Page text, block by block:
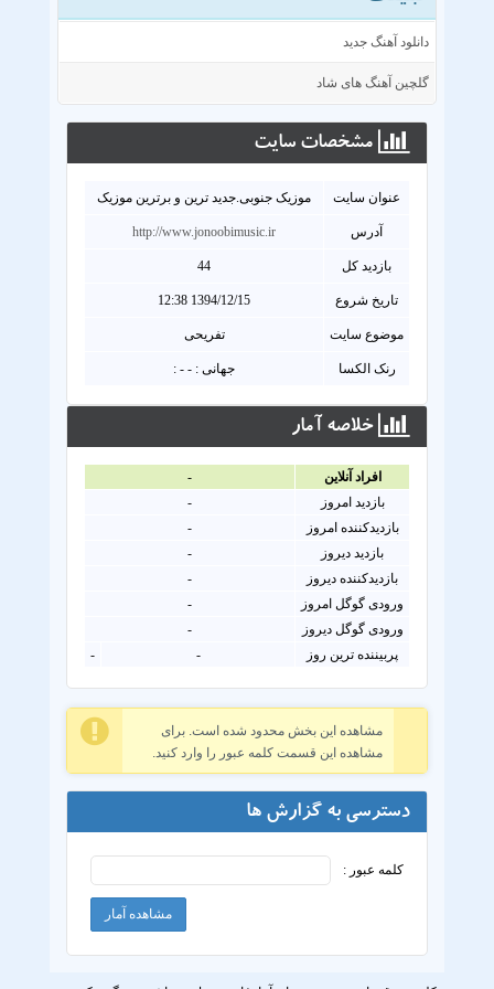
دانلود آهنگ جدید
گلچین آهنگ های شاد
مشخصات سايت
عنوان سايت موزیک جنوبی.جدید ترین و برترین موزیک
آدرس http://www.jonoobimusic.ir
بازدید کل 44
تاریخ شروع 1394/12/15 12:38
موضوع سایت تفریحی
رنک الکسا جهانی : - - :
خلاصه آمار
افراد آنلاين
-
بازدید امروز
-
بازدیدکننده امروز
-
بازدید دیروز
-
بازدیدکننده دیروز
-
ورودی گوگل امروز
-
ورودی گوگل دیروز
-
پربیننده ترین روز
-
-
مشاهده این بخش محدود شده است. برای
مشاهده این قسمت کلمه عبور را وارد کنید.
دسترسی به گزارش ها
کلمه عبور :